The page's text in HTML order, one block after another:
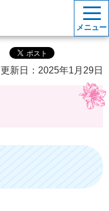
メニュー
更新日：2025年1月29日